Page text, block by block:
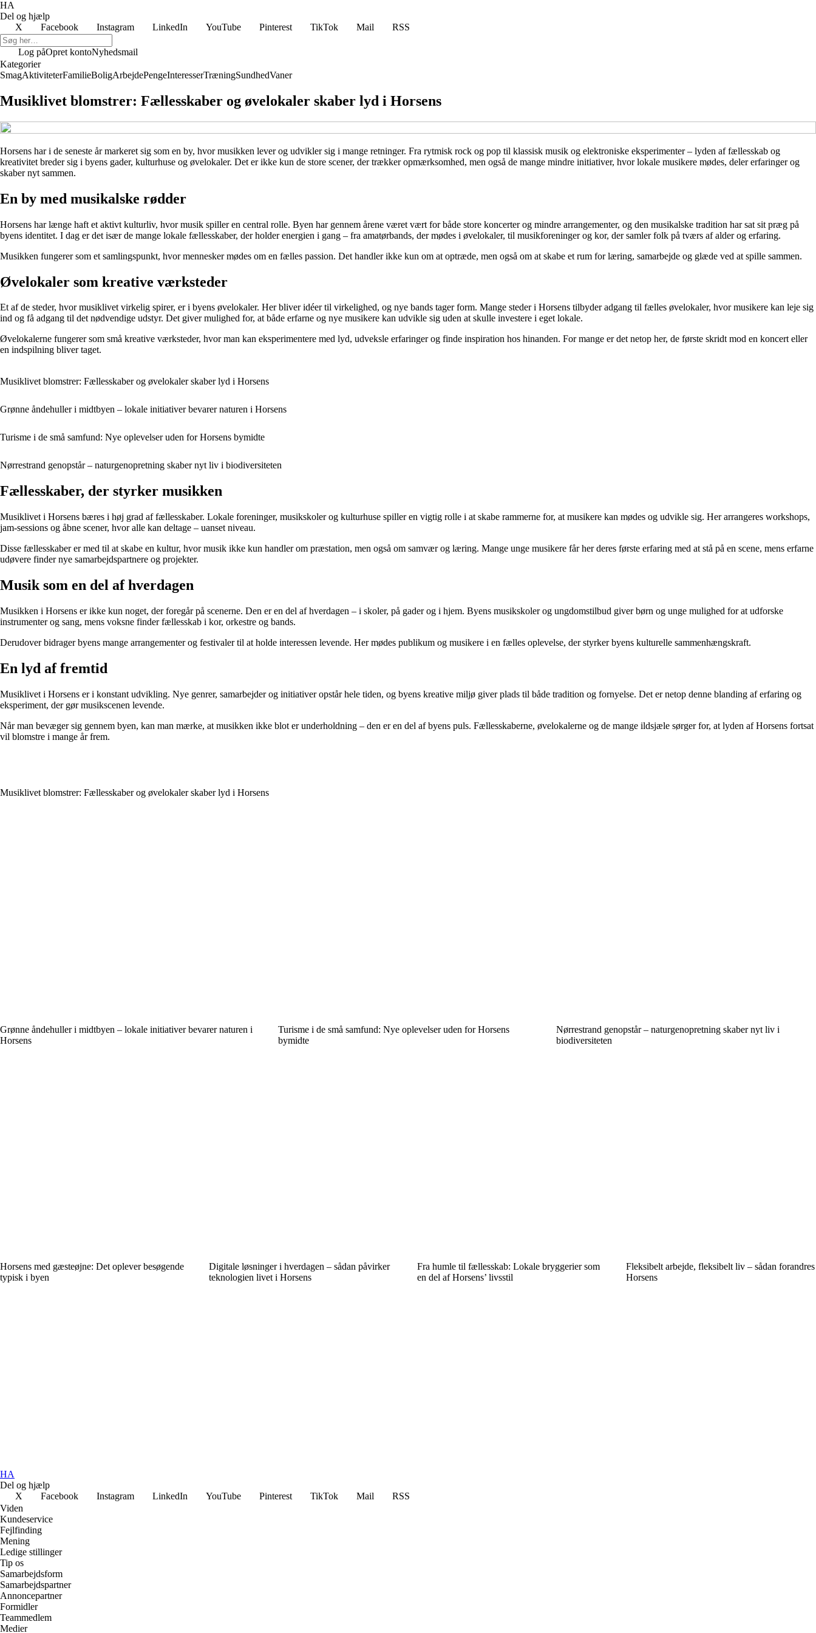
HA
Del og hjælp
X
Facebook Instagram LinkedIn YouTube Pinterest TikTok Mail RSS
Log påOpret kontoNyhedsmail
Kategorier
SmagAktiviteterFamilieBoligArbejdePengeInteresserTræningSundhedVaner
Musiklivet blomstrer: Fællesskaber og øvelokaler skaber lyd i Horsens
Horsens har i de seneste år markeret sig som en by, hvor musikken lever og udvikler sig i mange retninger. Fra rytmisk rock og pop til klassisk musik og elektroniske eksperimenter – lyden af fællesskab og
kreativitet breder sig i byens gader, kulturhuse og øvelokaler. Det er ikke kun de store scener, der trækker opmærksomhed, men også de mange mindre initiativer, hvor lokale musikere mødes, deler erfaringer og
skaber nyt sammen.
En by med musikalske rødder
Horsens har længe haft et aktivt kulturliv, hvor musik spiller en central rolle. Byen har gennem årene været vært for både store koncerter og mindre arrangementer, og den musikalske tradition har sat sit præg på
byens identitet. I dag er det især de mange lokale fællesskaber, der holder energien i gang – fra amatørbands, der mødes i øvelokaler, til musikforeninger og kor, der samler folk på tværs af alder og erfaring.
Musikken fungerer som et samlingspunkt, hvor mennesker mødes om en fælles passion. Det handler ikke kun om at optræde, men også om at skabe et rum for læring, samarbejde og glæde ved at spille sammen.
Øvelokaler som kreative værksteder
Et af de steder, hvor musiklivet virkelig spirer, er i byens øvelokaler. Her bliver idéer til virkelighed, og nye bands tager form. Mange steder i Horsens tilbyder adgang til fælles øvelokaler, hvor musikere kan leje sig
ind og få adgang til det nødvendige udstyr. Det giver mulighed for, at både erfarne og nye musikere kan udvikle sig uden at skulle investere i eget lokale.
Øvelokalerne fungerer som små kreative værksteder, hvor man kan eksperimentere med lyd, udveksle erfaringer og finde inspiration hos hinanden. For mange er det netop her, de første skridt mod en koncert eller
en indspilning bliver taget.
Musiklivet blomstrer: Fællesskaber og øvelokaler skaber lyd i Horsens
Grønne åndehuller i midtbyen – lokale initiativer bevarer naturen i Horsens
Turisme i de små samfund: Nye oplevelser uden for Horsens bymidte
Nørrestrand genopstår – naturgenopretning skaber nyt liv i biodiversiteten
Fællesskaber, der styrker musikken
Musiklivet i Horsens bæres i høj grad af fællesskaber. Lokale foreninger, musikskoler og kulturhuse spiller en vigtig rolle i at skabe rammerne for, at musikere kan mødes og udvikle sig. Her arrangeres workshops,
jam-sessions og åbne scener, hvor alle kan deltage – uanset niveau.
Disse fællesskaber er med til at skabe en kultur, hvor musik ikke kun handler om præstation, men også om samvær og læring. Mange unge musikere får her deres første erfaring med at stå på en scene, mens erfarne
udøvere finder nye samarbejdspartnere og projekter.
Musik som en del af hverdagen
Musikken i Horsens er ikke kun noget, der foregår på scenerne. Den er en del af hverdagen – i skoler, på gader og i hjem. Byens musikskoler og ungdomstilbud giver børn og unge mulighed for at udforske
instrumenter og sang, mens voksne finder fællesskab i kor, orkestre og bands.
Derudover bidrager byens mange arrangementer og festivaler til at holde interessen levende. Her mødes publikum og musikere i en fælles oplevelse, der styrker byens kulturelle sammenhængskraft.
En lyd af fremtid
Musiklivet i Horsens er i konstant udvikling. Nye genrer, samarbejder og initiativer opstår hele tiden, og byens kreative miljø giver plads til både tradition og fornyelse. Det er netop denne blanding af erfaring og
eksperiment, der gør musikscenen levende.
Når man bevæger sig gennem byen, kan man mærke, at musikken ikke blot er underholdning – den er en del af byens puls. Fællesskaberne, øvelokalerne og de mange ildsjæle sørger for, at lyden af Horsens fortsat
vil blomstre i mange år frem.
Musiklivet blomstrer: Fællesskaber og øvelokaler skaber lyd i Horsens
Grønne åndehuller i midtbyen – lokale initiativer bevarer naturen i
Horsens
Turisme i de små samfund: Nye oplevelser uden for Horsens
bymidte
Nørrestrand genopstår – naturgenopretning skaber nyt liv i
biodiversiteten
Horsens med gæsteøjne: Det oplever besøgende
typisk i byen
Digitale løsninger i hverdagen – sådan påvirker
teknologien livet i Horsens
Fra humle til fællesskab: Lokale bryggerier som
en del af Horsens’ livsstil
Fleksibelt arbejde, fleksibelt liv – sådan forandres
Horsens
HA
Del og hjælp
X
Facebook Instagram LinkedIn YouTube Pinterest TikTok Mail
RSS
Viden
Kundeservice
Fejlfinding
Mening
Ledige stillinger
Tip os
Samarbejdsform
Samarbejdspartner
Annoncepartner
Formidler
Teammedlem
Medier